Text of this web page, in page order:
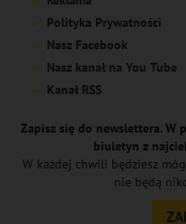
Polityka Prywatności
Nasz Facebook
Nasz kanał na You Tube
Kanał RSS
Zapisz się do newslettera. W
biuletyn z
W każdej chwili będziesz
nie będą